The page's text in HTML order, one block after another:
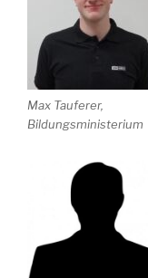
Max Tauferer,
Bildungsministerium